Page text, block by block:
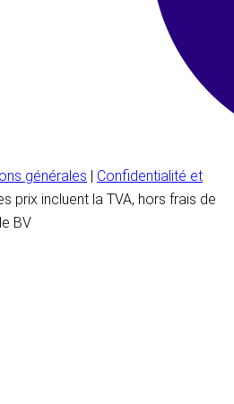
générales | Confidentialité et
prix incluent la TVA, hors frais de
BV